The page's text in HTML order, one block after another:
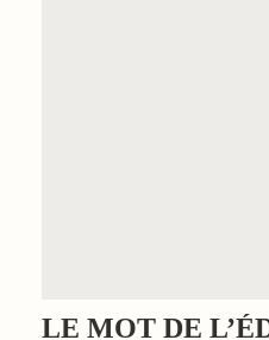
LE MOT DE